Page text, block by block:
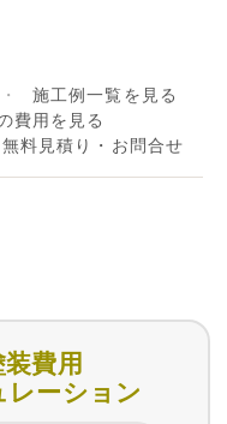
施工例一覧を見る
費用を見る
無料見積り・お問合せ
費用
レーション